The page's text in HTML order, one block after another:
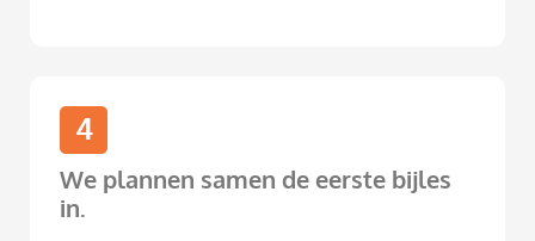
4
We plannen samen de eerste bijles
in.